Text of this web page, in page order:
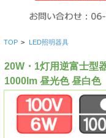
TOP > LED照明器具
20W・1灯用逆富士型
1000lm 昼光色 昼白色